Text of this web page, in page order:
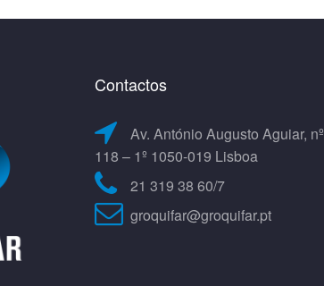
Contactos
Av. António Augusto Aguiar, nº
118 – 1º 1050-019 Lisboa
21 319 38 60/7
groquifar@groquifar.pt